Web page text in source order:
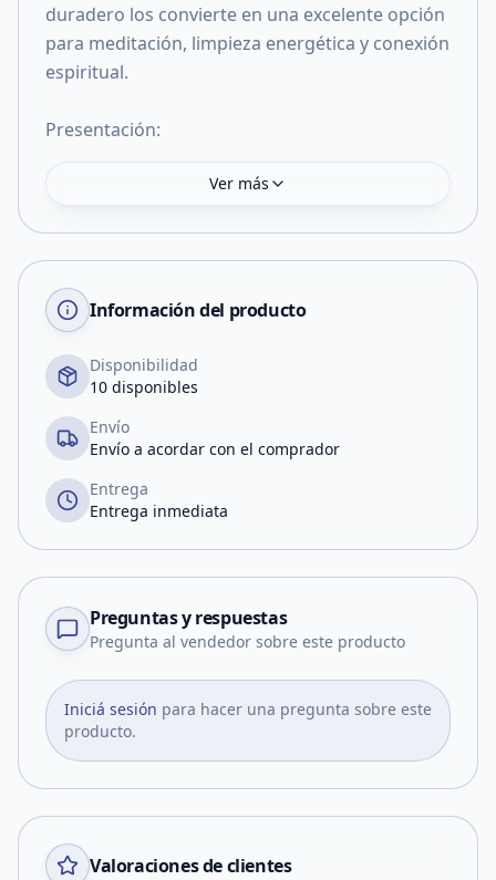
duradero los convierte en una excelente opción
para meditación, limpieza energética y conexión
espiritual.
Presentación:
Ver más
Información del producto
Disponibilidad
10 disponibles
Envío
Envío a acordar con el comprador
Entrega
Entrega inmediata
Preguntas y respuestas
Pregunta al vendedor sobre este producto
Iniciá sesión para hacer una pregunta sobre este
producto.
Valoraciones de clientes